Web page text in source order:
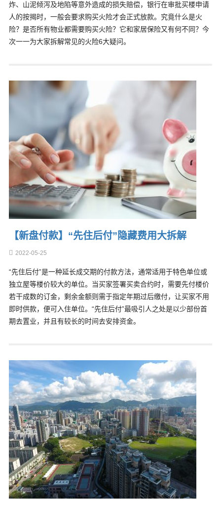
炸、山泥倾泻及地陷等意外造成的损失赔偿，银行在审批买楼申请
人的按揭时，一般会要求购买火险才会正式放款。究竟什么是火
险？是否所有物业都需要购买火险？它和家居保险又有何不同？今
次一一为大家拆解常见的火险6大疑问。
【新盘付款】“先住后付”隐藏费用大拆解
2022-05-25
“先住后付”是一种延长成交期的付款方法，通常适用于特色单位或
独立屋等楼价较大的单位。当买家签署买卖合约时，需要先付楼价
若干成数的订金，剩余金额则需于指定年期过后缴付，让买家不用
即时供款，便可入住单位。“先住后付”最吸引人之处是以少部份首
期去置业，并且有较长的时间去安排资金。